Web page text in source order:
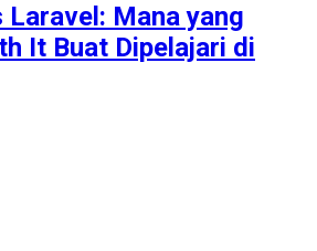
Laravel: Mana yang
It Buat Dipelajari di